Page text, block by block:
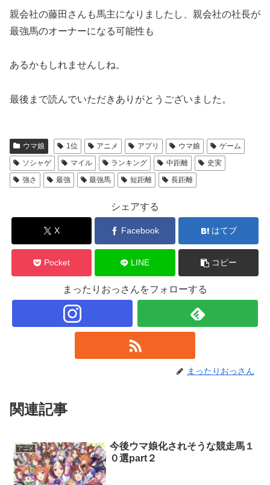
親会社の藤田さんも馬主になりましたし、親会社の社長が
最強馬のオーナーになる可能性も
あるかもしれませんしね。
最後まで読んでいただきありがとうございました。
ウマ娘 1位 アニメ アプリ ウマ娘
ゲーム
ソシャゲ
マイル ランキング 中距離
史実
強さ
最強 最強馬 短距離 長距離
シェアする
X Facebook はてブ
Pocket LINE コピー
まったりおっさんをフォローする
まったりおっさん
関連記事
アニメ
今後ウマ娘化されそうな競走馬１
０選part２